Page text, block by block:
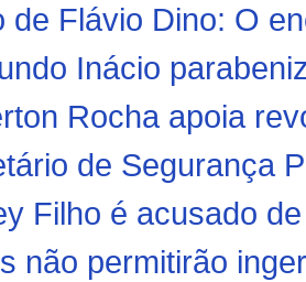
de Flávio Dino: O
Inácio
Rocha apoia
de Segurança
Filho é acusado
não permitirão